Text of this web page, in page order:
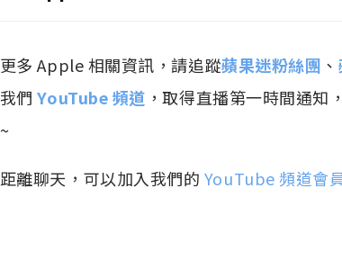
多 Apple 相關資訊，請追蹤蘋果迷粉絲團 、
們YouTube 頻道 ，取得直播第一時間通知
離聊天，可以加入我們的 YouTube 頻道會